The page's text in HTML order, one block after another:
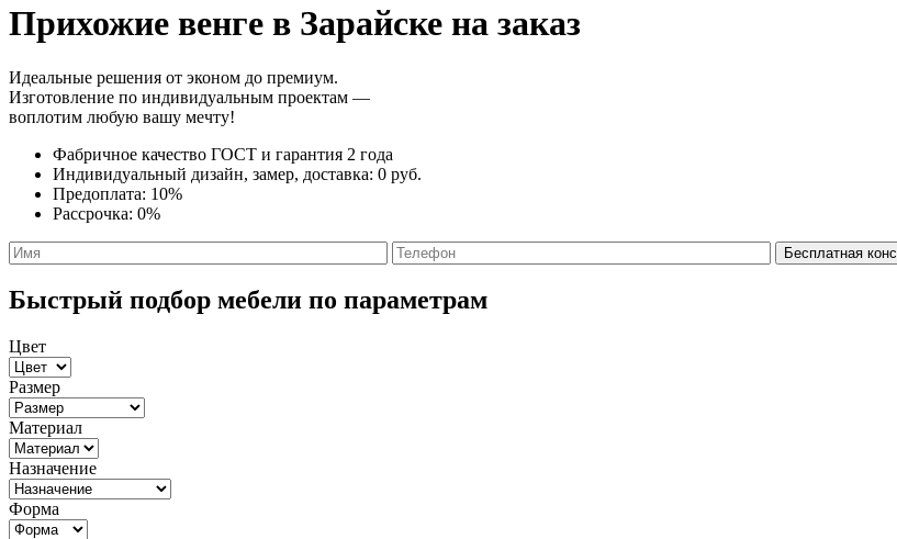
Прихожие венге в Зарайске на заказ
Идеальные решения от эконом до премиум.
Изготовление по индивидуальным проектам —
воплотим любую вашу мечту!
Фабричное качество ГОСТ и гарантия 2 года
Индивидуальный дизайн, замер, доставка: 0 руб.
Предоплата: 10%
Рассрочка: 0%
Быстрый подбор мебели по параметрам
Цвет
Размер
Материал
Назначение
Форма